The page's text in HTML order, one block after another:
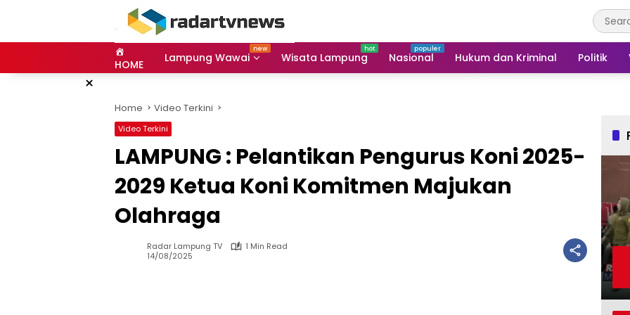
HOME Lampung Wawai Wisata Lampung Nasional Hukum dan Kriminal Politik
×
Home Video Terkini
Video Terkini
LAMPUNG : Pelantikan Pengurus Koni 2025-
2029 Ketua Koni Komitmen Majukan
Olahraga
Radar Lampung TV
1 Min Read
14/08/2025